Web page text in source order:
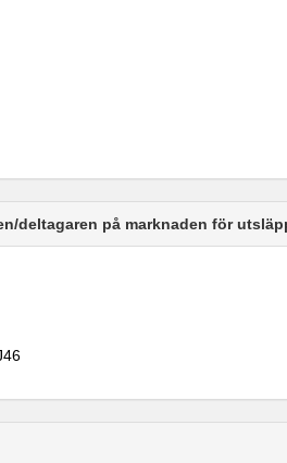
deltagaren på marknaden för